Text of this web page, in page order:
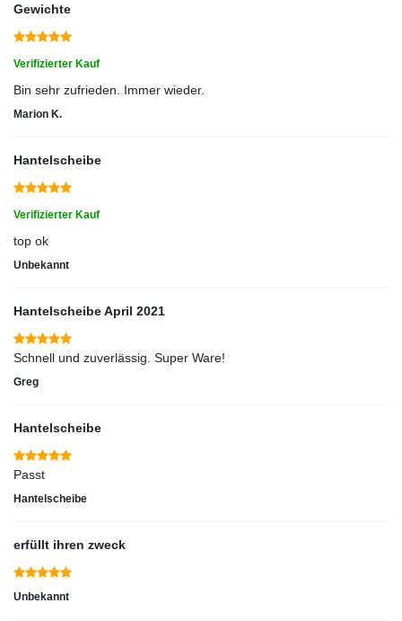
Gewichte
Verifizierter Kauf
Bin sehr zufrieden. Immer wieder.
Marion K.
Hantelscheibe
Verifizierter Kauf
top ok
Unbekannt
Hantelscheibe April 2021
Schnell und zuverlässig. Super Ware!
Greg
Hantelscheibe
Passt
Hantelscheibe
erfüllt ihren zweck
Unbekannt